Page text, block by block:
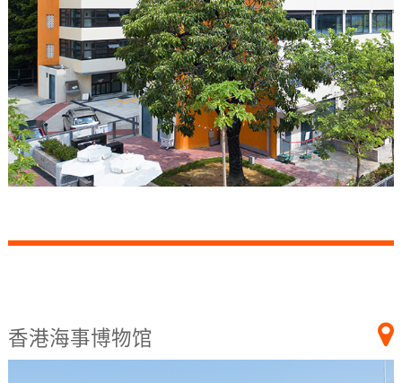
香港海事博物馆